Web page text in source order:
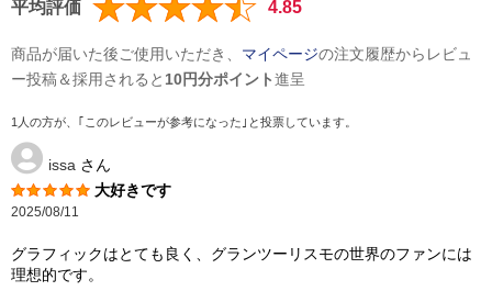
平均評価 4.85
商品が届いた後ご使用いただき、 マイページの注文履歴からレビュ
ー投稿＆採用されると 10円分ポイント進呈
1人の方が、｢このレビューが参考になった｣と投票しています。
issa さん
大好きです
2025/08/11
グラフィックはとても良く、グランツーリスモの世界のファンには
理想的です。